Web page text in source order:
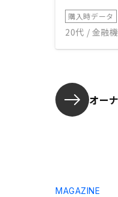
購入時データ
20代 / 金融
オー
MAGAZINE